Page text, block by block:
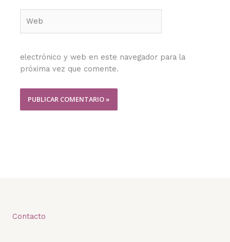
electrónico y web en este navegador para la
próxima vez que comente.
Contacto